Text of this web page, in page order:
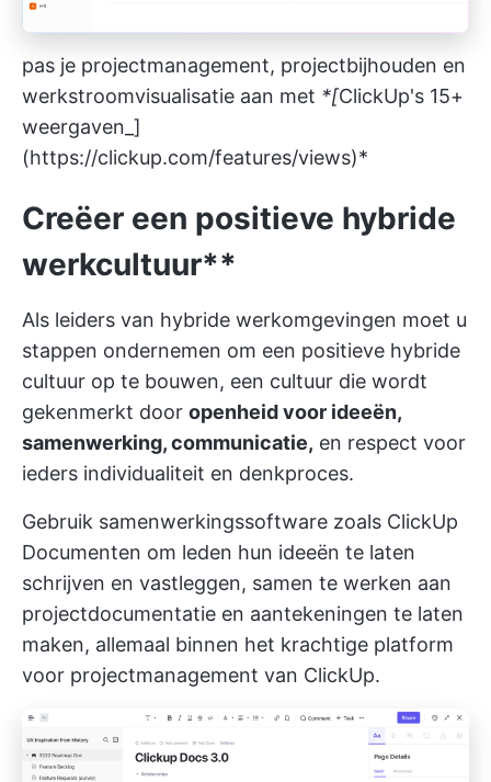
pas je projectmanagement, projectbijhouden en
werkstroomvisualisatie aan met *[ClickUp's 15+
weergaven_]
(https://clickup.com/features/views)*
Creëer een positieve hybride
werkcultuur**
Als leiders van hybride werkomgevingen moet u
stappen ondernemen om een positieve hybride
cultuur op te bouwen, een cultuur die wordt
gekenmerkt door openheid voor ideeën,
samenwerking, communicatie, en respect voor
ieders individualiteit en denkproces.
Gebruik samenwerkingssoftware zoals ClickUp
Documenten om leden hun ideeën te laten
schrijven en vastleggen, samen te werken aan
projectdocumentatie en aantekeningen te laten
maken, allemaal binnen het krachtige platform
voor projectmanagement van ClickUp.